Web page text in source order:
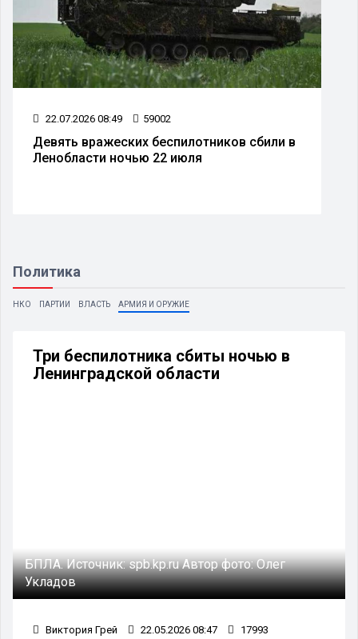
22.07.2026 08:49 59002
Девять вражеских беспилотников сбили в
Ленобласти ночью 22 июля
Политика
НКО ПАРТИИ ВЛАСТЬ АРМИЯ И ОРУЖИЕ
Три беспилотника сбиты ночью в
Ленинградской области
БПЛА.Источник:spb.kp.ruАвтор фото:Олег
Укладов
Виктория Грей 22.05.2026 08:47 17993